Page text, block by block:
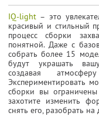
IQ-light – это
красивый и стильный
процесс сборки
понятной. Даже с
собрать более 15
будут украшать
создавая
Экспериментировать
сборки вы
захотите изменить
снять его, разобрать